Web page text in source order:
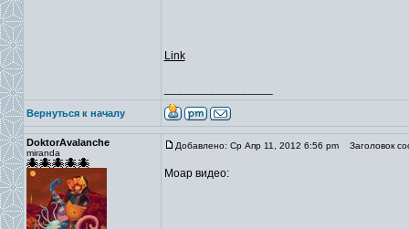
Link
Вернуться к началу
DoktorAvalanche
miranda
Добавлено: Ср Апр 11, 2012 6:56 pm Заголовок
Моар видео: